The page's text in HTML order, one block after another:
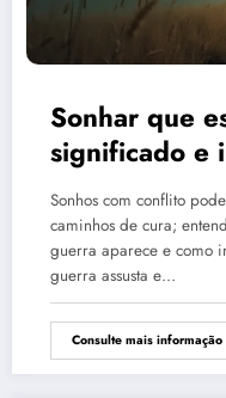
Sonhar que
significado e
espiritual
Sonhos com conflito
caminhos de cura;
guerra aparece e como
guerra assusta e…
Consulte mais informação